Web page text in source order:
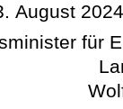
August
für